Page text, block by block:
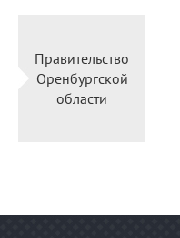
Правительство
Оренбургской
области